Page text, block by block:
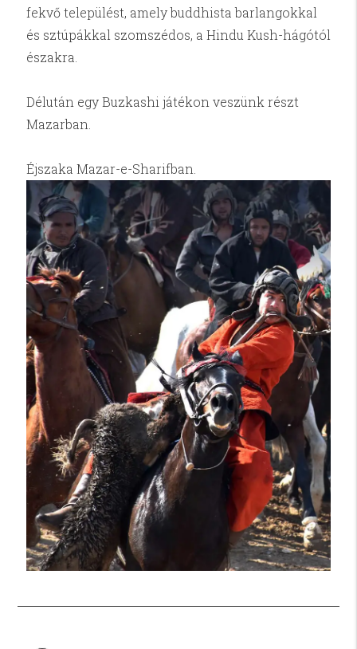
fekvő települést, amely buddhista barlangokkal
és sztúpákkal szomszédos, a Hindu Kush-hágótól
északra.
Délután egy Buzkashi játékon veszünk részt
Mazarban.
Éjszaka Mazar-e-Sharifban.